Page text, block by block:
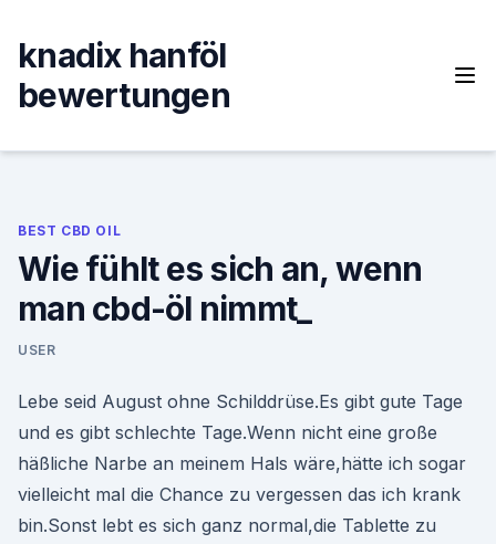
content
knadix hanföl
bewertungen
BEST CBD OIL
Wie fühlt es sich an, wenn
man cbd-öl nimmt_
USER
Lebe seid August ohne Schilddrüse.Es gibt gute Tage
und es gibt schlechte Tage.Wenn nicht eine große
häßliche Narbe an meinem Hals wäre,hätte ich sogar
vielleicht mal die Chance zu vergessen das ich krank
bin.Sonst lebt es sich ganz normal,die Tablette zu